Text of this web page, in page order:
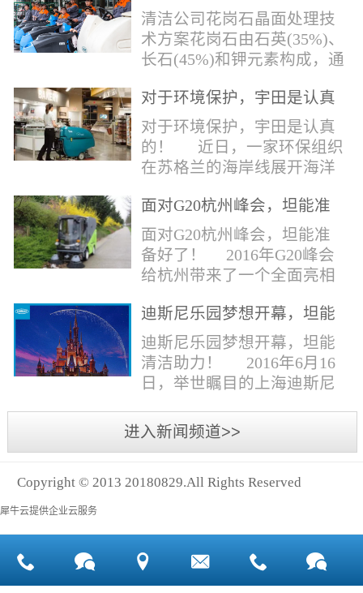
术方案
清洁公司花岗石晶面处理技
术方案花岗石由石英(35%)、
长石(45%)和钾元素构成，通
含有极少量的方解石，表面
能看出具有矿物颗粒的结晶
体，硬度比大理石硬，硬度
在6.5左右。维护比大理石容
染，花岗石的种类根据石英,
同。清洁公司花岗石晶面处
理技术方案有如下要点：
一、清洁设备、工具石材翻
新机、石材晶面处理机、吸
水吸尘器、吹风机、花岗
石...
对于环境保护，宇田是认真
的！
对于环境保护，宇田是认真
的！ 近日，一家环保组织
在苏格兰的海岸线展开海洋
洋塑料垃圾对英国海洋生物
所带来的影响。他们发现至
少有30个海滩存在塑料污染
的情况。 该组织发动当地
动中，希望以此提高公众对
理想中，大海...
面对G20杭州峰会，坦能准
备好了！
面对G20杭州峰会，坦能准
备好了！ 2016年G20峰会
给杭州带来了一个全面亮相
球国际组织和世界人民检阅
的一次大考。多国元首齐聚
杭州，在欣赏美丽西湖景色
的同事，第一印象就是杭州
览城是本次峰会举办的核心
区域，主要囊括了奥体中
心、国际博览中心、超高层
双塔酒店和地铁上盖物业，
迪斯尼乐园梦想开幕，坦能
清洁助力！
迪斯尼乐园梦想开幕，坦能
清洁助力！ 2016年6月16
日，举世瞩目的上海迪斯尼
奇想花园、探险岛、宝藏
湾、明日世界和梦幻世界，
开神秘面纱。根据迪斯尼官
球接待人数最多的迪斯尼乐
园！ 位于浦东新区川...
进入新闻频道>>
Copyright © 2013 20180829.All Rights Reserved
犀牛云提供企业云服务